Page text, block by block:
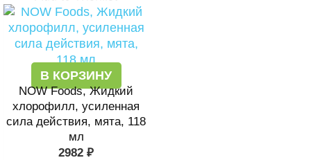
В КОРЗИНУ
NOW Foods, Жидкий
хлорофилл, усиленная
сила действия, мята, 118
мл
2982 ₽